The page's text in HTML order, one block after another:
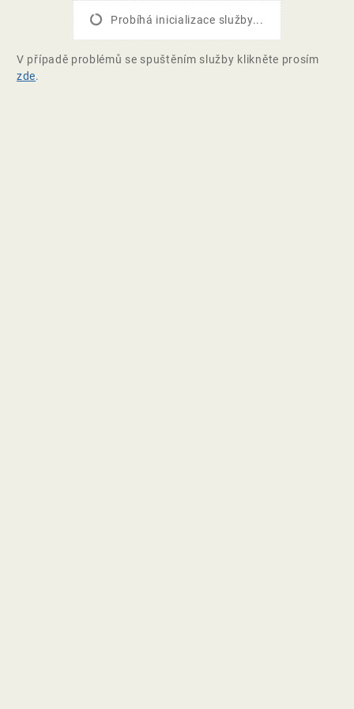
Probíhá inicializace služby...
V případě problémů se spuštěním služby klikněte prosím
zde.